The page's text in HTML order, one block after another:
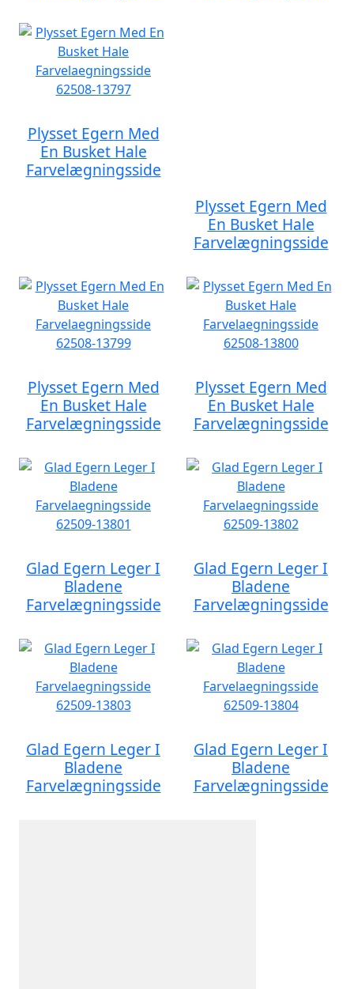
Plysset Egern Med
En Busket Hale
Farvelægningsside
Plysset Egern Med
En Busket Hale
Farvelægningsside
Plysset Egern Med
En Busket Hale
Farvelægningsside
Plysset Egern Med
En Busket Hale
Farvelægningsside
Glad Egern Leger I
Bladene
Farvelægningsside
Glad Egern Leger I
Bladene
Farvelægningsside
Glad Egern Leger I
Bladene
Farvelægningsside
Glad Egern Leger I
Bladene
Farvelægningsside